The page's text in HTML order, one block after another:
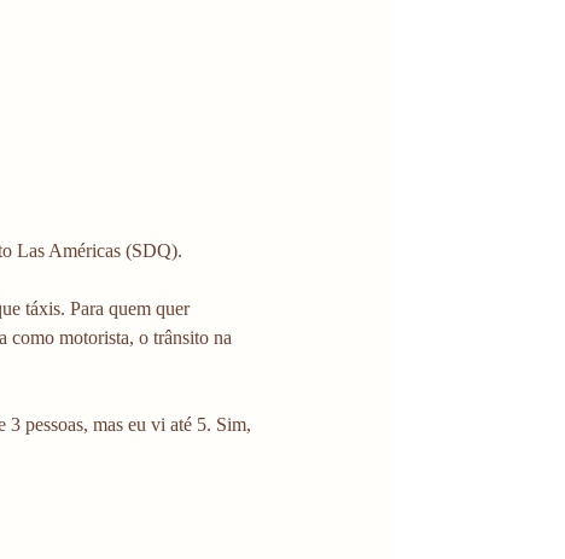
Las Américas (SDQ).
táxis. Para quem quer
como motorista, o trânsito na
pessoas, mas eu vi até 5. Sim,